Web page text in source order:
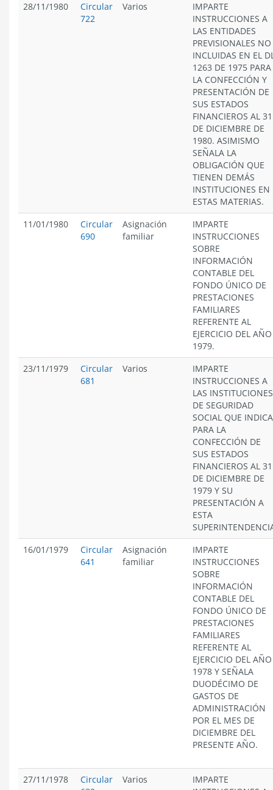
28/11/1980
Circular
722
Varios
IMPARTE
INSTRUCCIONES A
LAS ENTIDADES
PREVISIONALES NO
INCLUIDAS EN EL
1263 DE 1975 PARA
LA CONFECCIÓN Y
PRESENTACIÓN DE
SUS ESTADOS
FINANCIEROS AL 31
DE DICIEMBRE DE
1980. ASIMISMO
SEÑALA LA
OBLIGACIÓN QUE
TIENEN DEMÁS
INSTITUCIONES EN
ESTAS MATERIAS.
11/01/1980
Circular
690
Asignación
familiar
IMPARTE
INSTRUCCIONES
SOBRE
INFORMACIÓN
CONTABLE DEL
FONDO ÚNICO DE
PRESTACIONES
FAMILIARES
REFERENTE AL
EJERCICIO DEL AÑO
1979.
23/11/1979
Circular
681
Varios
IMPARTE
INSTRUCCIONES A
LAS INSTITUCIONES
DE SEGURIDAD
SOCIAL QUE INDICA
PARA LA
CONFECCIÓN DE
SUS ESTADOS
FINANCIEROS AL 31
DE DICIEMBRE DE
1979 Y SU
PRESENTACIÓN A
ESTA
16/01/1979
Circular
641
Asignación
familiar
IMPARTE
INSTRUCCIONES
SOBRE
INFORMACIÓN
CONTABLE DEL
FONDO ÚNICO DE
PRESTACIONES
FAMILIARES
REFERENTE AL
EJERCICIO DEL AÑO
1978 Y SEÑALA
DUODÉCIMO DE
GASTOS DE
ADMINISTRACIÓN
POR EL MES DE
DICIEMBRE DEL
PRESENTE AÑO.
27/11/1978
Circular
Varios
IMPARTE